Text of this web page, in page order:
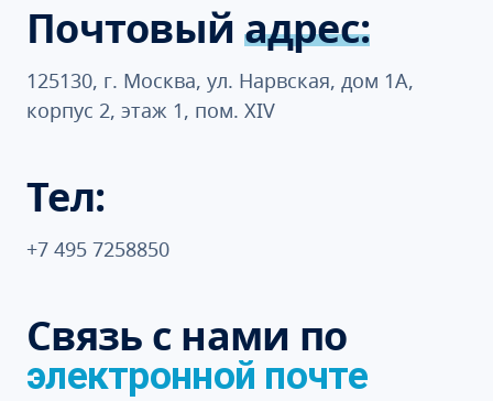
Почтовый адрес:
125130, г. Москва, ул. Нарвская, дом 1А,
корпус 2, этаж 1, пом. XIV
Тел:
+7 495 7258850
Связь с нами по
электронной почте